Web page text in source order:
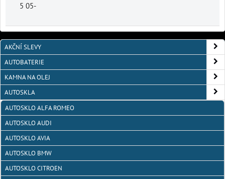
5 05-
AKČNÍ SLEVY
AUTOBATERIE
KAMNA NA OLEJ
AUTOSKLA
AUTOSKLO ALFA ROMEO
AUTOSKLO AUDI
AUTOSKLO AVIA
AUTOSKLO BMW
AUTOSKLO CITROEN